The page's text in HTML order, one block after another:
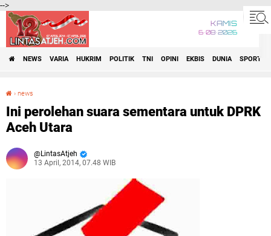
-->
KAMIS
6•08•2026
NEWS VARIA HUKRIM POLITIK TNI OPINI EKBIS DUNIA SPORT
› news
Ini perolehan suara sementara untuk DPRK
Aceh Utara
LintasAtjeh
13 April, 2014, 07.48 WIB